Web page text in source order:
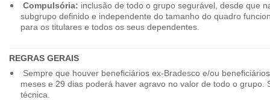
Compulsória: inclusão de todo o grupo segurável, desde que
subgrupo definido e independente do tamanho do quadro
para os titulares e todos os seus dependentes.
REGRAS GERAIS
Sempre que houver beneficiários ex-Bradesco e/ou
meses e 29 dias poderá haver agravo no valor de todo o grupo.
técnica.